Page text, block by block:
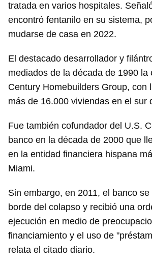
tratada en varios hospitales.
encontró fentanilo en su sistema,
mudarse de casa en 2022.
El destacado desarrollador y
mediados de la década de 1990 la
Century Homebuilders Group, con
más de 16.000 viviendas en el sur
Fue también cofundador del U.S.
banco en la década de 2000 que
en la entidad financiera hispana
Miami.
Sin embargo, en 2011, el banco se
borde del colapso y recibió una
ejecución en medio de
financiamiento y el uso de
relata el citado diario.